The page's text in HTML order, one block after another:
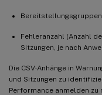
Fehleranzahl (Anzahl
Sitzungen, je nach
Die CSV-Anhänge in
und Sitzungen zu
Performance anmelden zu